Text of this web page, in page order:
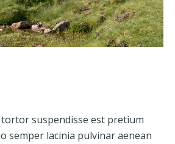
suspendisse est pretium
semper lacinia pulvinar aenean